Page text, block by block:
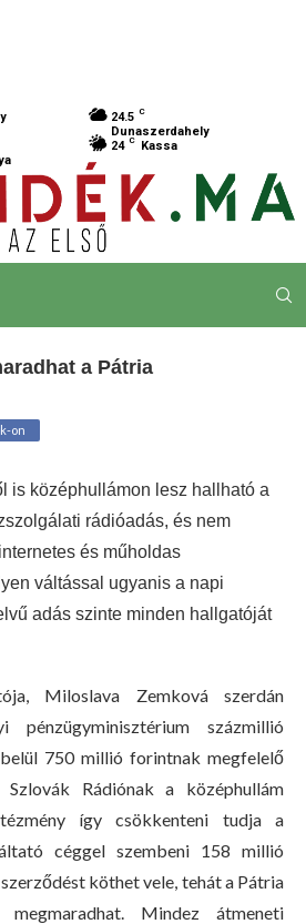
24.5 C
Dunaszerdahely
24 C Kassa
a Pátria
on
is középhullámon lesz hallható a
rádióadás, és nem
és műholdas
váltással ugyanis a napi
adás szinte minden hallgatóját
Miloslava Zemková szerdán
százmillió
750 millió forintnak megfelelő
Rádiónak a középhullám
így csökkenteni tudja a
céggel szembeni 158 millió
köthet vele, tehát a Pátria
Mindez átmeneti